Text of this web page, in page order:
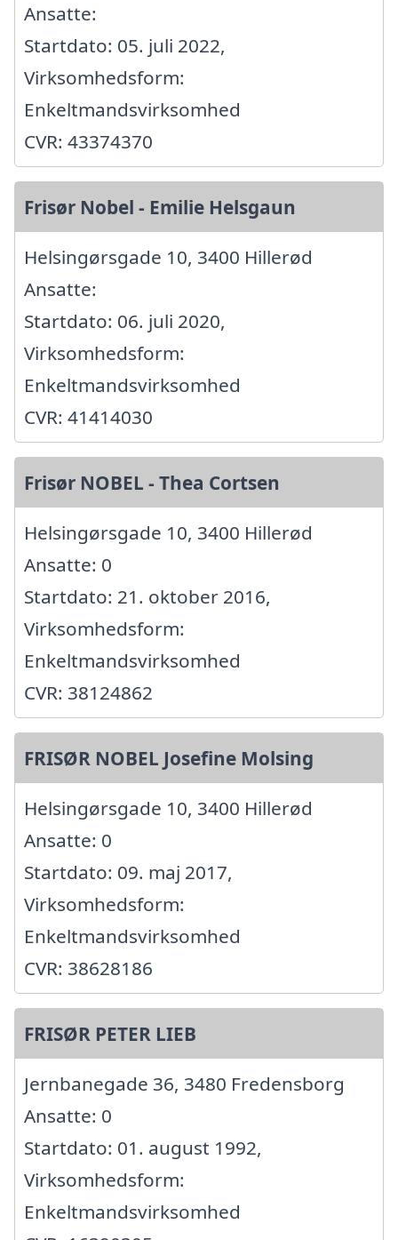
Ansatte:
Startdato: 05. juli 2022,
Virksomhedsform:
Enkeltmandsvirksomhed
CVR: 43374370
Frisør Nobel - Emilie Helsgaun
Helsingørsgade 10, 3400 Hillerød
Ansatte:
Startdato: 06. juli 2020,
Virksomhedsform:
Enkeltmandsvirksomhed
CVR: 41414030
Frisør NOBEL - Thea Cortsen
Helsingørsgade 10, 3400 Hillerød
Ansatte: 0
Startdato: 21. oktober 2016,
Virksomhedsform:
Enkeltmandsvirksomhed
CVR: 38124862
FRISØR NOBEL Josefine Molsing
Helsingørsgade 10, 3400 Hillerød
Ansatte: 0
Startdato: 09. maj 2017,
Virksomhedsform:
Enkeltmandsvirksomhed
CVR: 38628186
FRISØR PETER LIEB
Jernbanegade 36, 3480 Fredensborg
Ansatte: 0
Startdato: 01. august 1992,
Virksomhedsform:
Enkeltmandsvirksomhed